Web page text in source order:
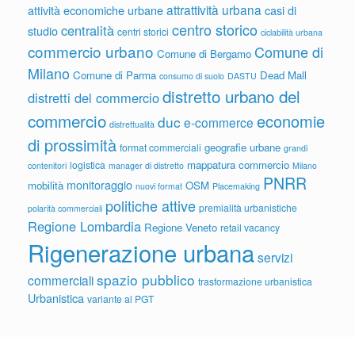
attività economiche urbaneattrattività urbana casi di
studiocentralità centri storici centro storico ciclabilità urbana
commercio urbano Comune di Bergamo Comune di
Milano Comune di Parma consumo di suolo DASTU Dead Mall
distretti del commerciodistretto urbano del
commercio distrettualità duc e-commerce economie
di prossimità format commerciali geografie urbane grandi
contenitori logistica manager di distretto mappatura commercio Milano
mobilità monitoraggio nuovi format OSM Placemaking PNRR
polarità commerciali politiche attive premialità urbanistiche
Regione Lombardia Regione Veneto retail vacancy
Rigenerazione urbanaservizi
commercialispazio pubblico trasformazione urbanistica
Urbanistica variante al PGT